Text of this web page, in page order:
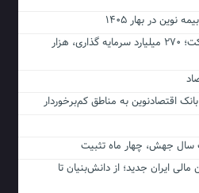
پیشرفت متوازن با الگوی بنیاد برکت؛ ۲۷۰ میلیارد سرمایه گذاری، هزار
ایران جدید؛ از دانش‌بنیان تا